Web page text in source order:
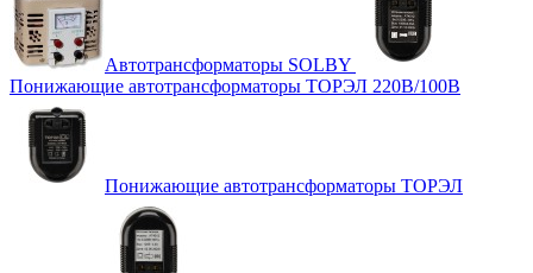
Автотрансформаторы SOLBY
Понижающие автотрансформаторы ТОРЭЛ 220В/100В
Понижающие автотрансформаторы ТОРЭЛ